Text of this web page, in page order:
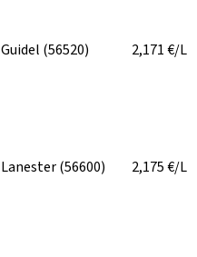
Guidel (56520) 2,171€/L
Lanester(56600) 2,175€/L